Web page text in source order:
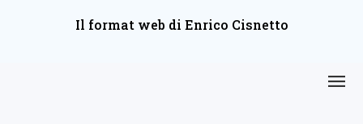
Il format web di Enrico Cisnetto